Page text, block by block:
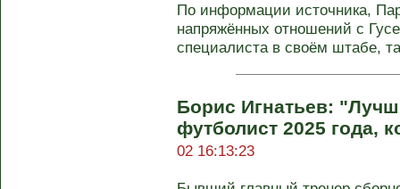
По информации источника,
напряжённых отношений с
специалиста в своём штабе,
Борис Игнатьев:
футболист 2025 года,
02 16:13:23